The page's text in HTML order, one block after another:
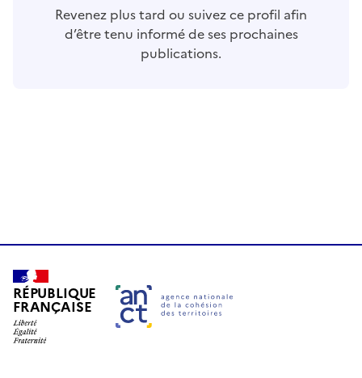
Revenez plus tard ou suivez ce profil afin
d’être tenu informé de ses prochaines
publications.
RÉPUBLIQUE
FRANÇAISE